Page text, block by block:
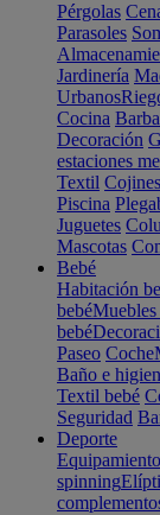
Pérgolas
Parasoles
Jardinería
Urbanos
Cocina
Decoración
estaciones
Textil
Piscina
Juguetes
Mascotas
Bebé
Habitación
bebéMuebles
bebé
Paseo Coche
Baño e
Textil bebé
Seguridad
Deporte
spinning